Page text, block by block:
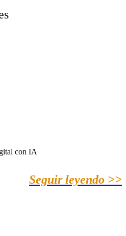
con IA
Seguir leyendo >>